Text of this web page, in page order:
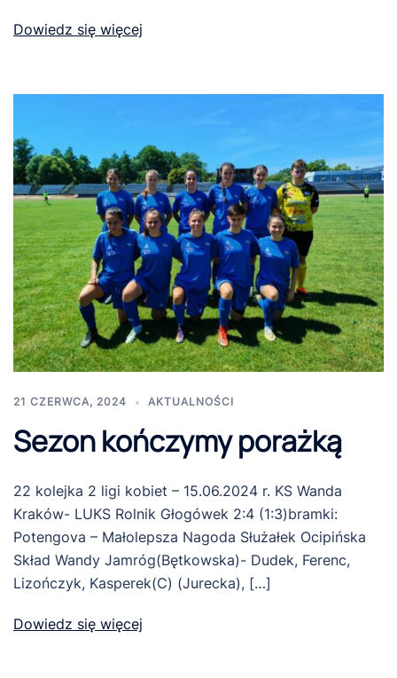
Dowiedz się więcej
21 CZERWCA, 2024 AKTUALNOŚCI
Sezon kończymy porażką
22 kolejka 2 ligi kobiet – 15.06.2024 r. KS Wanda
Kraków- LUKS Rolnik Głogówek 2:4 (1:3)bramki:
Potengova – Małolepsza Nagoda Służałek Ocipińska
Skład Wandy Jamróg(Bętkowska)- Dudek, Ferenc,
Lizończyk, Kasperek(C) (Jurecka), […]
Dowiedz się więcej